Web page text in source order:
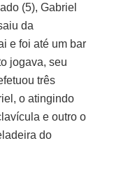
(5), Gabriel
da
e foi até um bar
jogava, seu
três
o atingindo
e outro o
do